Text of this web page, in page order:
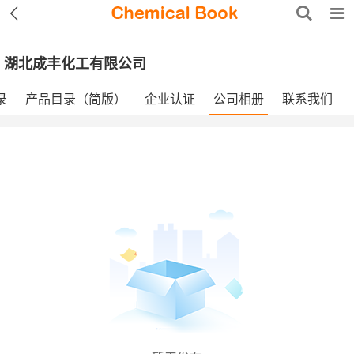
湖北成丰化工有限公司
产品目录（简版） 企业认证 公司相册 联系我们